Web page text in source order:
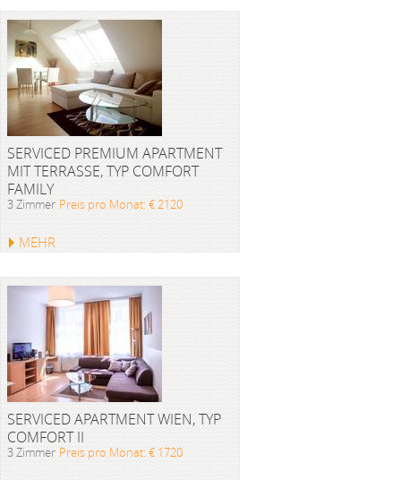
SERVICED PREMIUM APARTMENT
MIT TERRASSE, TYP COMFORT
FAMILY
3 Zimmer Preis pro Monat: € 2120
MEHR
SERVICED APARTMENT WIEN, TYP
COMFORT II
3 Zimmer Preis pro Monat: € 1720